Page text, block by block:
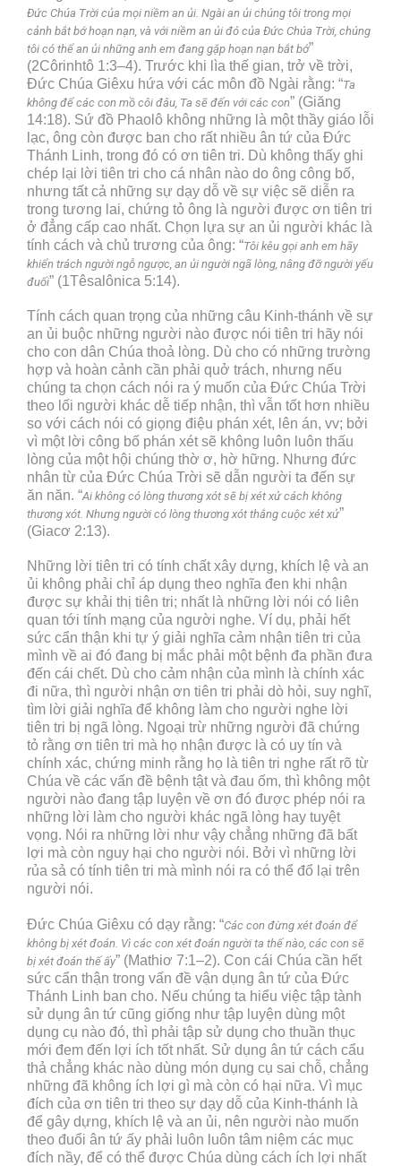
Đức Chúa Trời của mọi niềm an ủi. Ngài an ủi chúng tôi trong mọi
cảnh bắt bớ hoạn nạn, và với niềm an ủi đó của Đức Chúa Trời, chúng
tôi có thể an ủi những anh em đang gặp hoạn nạn bắt bớ”
(2Côrinhtô 1:3–4). Trước khi lìa thế gian, trở về trời,
Đức Chúa Giêxu hứa với các môn đồ Ngài rằng: “Ta
không để các con mồ côi đâu, Ta sẽ đến với các con” (Giăng
14:18). Sứ đồ Phaolô không những là một thầy giáo lỗi
lạc, ông còn được ban cho rất nhiều ân tứ của Đức
Thánh Linh, trong đó có ơn tiên tri. Dù không thấy ghi
chép lại lời tiên tri cho cá nhân nào do ông công bố,
nhưng tất cả những sự dạy dỗ về sự việc sẽ diễn ra
trong tương lai, chứng tỏ ông là người được ơn tiên tri
ở đẳng cấp cao nhất. Chọn lựa sự an ủi người khác là
tính cách và chủ trương của ông: “Tôi kêu gọi anh em hãy
khiển trách người ngỗ ngược, an ủi người ngã lòng, nâng đỡ người yếu
đuối” (1Têsalônica 5:14).
Tính cách quan trọng của những câu Kinh-thánh về sự
an ủi buộc những người nào được nói tiên tri hãy nói
cho con dân Chúa thoả lòng. Dù cho có những trường
hợp và hoàn cảnh cần phải quở trách, nhưng nếu
chúng ta chọn cách nói ra ý muốn của Đức Chúa Trời
theo lối người khác dễ tiếp nhận, thì vẫn tốt hơn nhiều
so với cách nói có giọng điệu phán xét, lên án, vv; bởi
vì một lời công bố phán xét sẽ không luôn luôn thấu
lòng của một hội chúng thờ ơ, hờ hững. Nhưng đức
nhân từ của Đức Chúa Trời sẽ dẫn người ta đến sự
ăn năn. “Ai không có lòng thương xót sẽ bị xét xử cách không
thương xót. Nhưng người có lòng thương xót thắng cuộc xét xử”
(Giacơ 2:13).
Những lời tiên tri có tính chất xây dựng, khích lệ và an
ủi không phải chỉ áp dụng theo nghĩa đen khi nhận
được sự khải thị tiên tri; nhất là những lời nói có liên
quan tới tính mạng của người nghe. Ví dụ, phải hết
sức cẩn thận khi tự ý giải nghĩa cảm nhận tiên tri của
mình về ai đó đang bị mắc phải một bệnh đa phần đưa
đến cái chết. Dù cho cảm nhận của mình là chính xác
đi nữa, thì người nhận ơn tiên tri phải dò hỏi, suy nghĩ,
tìm lời giải nghĩa để không làm cho người nghe lời
tiên tri bị ngã lòng. Ngoại trừ những người đã chứng
tỏ rằng ơn tiên tri mà họ nhận được là có uy tín và
chính xác, chứng minh rằng họ là tiên tri nghe rất rõ từ
Chúa về các vấn đề bệnh tật và đau ốm, thì không một
người nào đang tập luyện về ơn đó được phép nói ra
những lời làm cho người khác ngã lòng hay tuyệt
vọng. Nói ra những lời như vậy chẳng những đã bất
lợi mà còn nguy hại cho người nói. Bởi vì những lời
rủa sả có tính tiên tri mà mình nói ra có thể đổ lại trên
người nói.
Đức Chúa Giêxu có dạy rằng: “Các con đừng xét đoán để
không bị xét đoán. Vì các con xét đoán người ta thế nào, các con sẽ
bị xét đoán thế ấy” (Mathiơ 7:1–2). Con cái Chúa cần hết
sức cẩn thận trong vấn đề vận dụng ân tứ của Đức
Thánh Linh ban cho. Nếu chúng ta hiểu việc tập tành
sử dụng ân tứ cũng giống như tập luyện dùng một
dụng cụ nào đó, thì phải tập sử dụng cho thuần thục
mới đem đến lợi ích tốt nhất. Sử dụng ân tứ cách cẩu
thả chẳng khác nào dùng món dụng cụ sai chỗ, chẳng
những đã không ích lợi gì mà còn có hại nữa. Vì mục
đích của ơn tiên tri theo sự dạy dỗ của Kinh-thánh là
để gây dựng, khích lệ và an ủi, nên người nào muốn
theo đuổi ân tứ ấy phải luôn luôn tâm niệm các mục
đích nầy, để có thể được Chúa dùng cách ích lợi nhất